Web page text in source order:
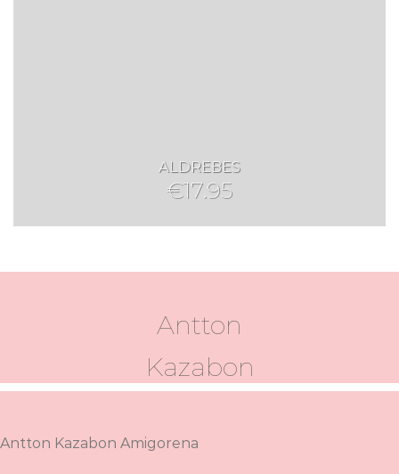
ALDREBES
€17.95
Antton
Kazabon
Antton Kazabon Amigorena